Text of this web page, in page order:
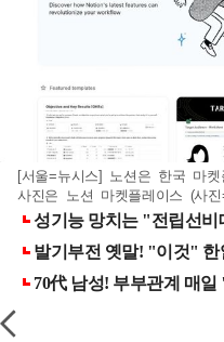
[서울=뉴시스] 노션은 한국 마
사진은 노션 마켓플레이스 (사